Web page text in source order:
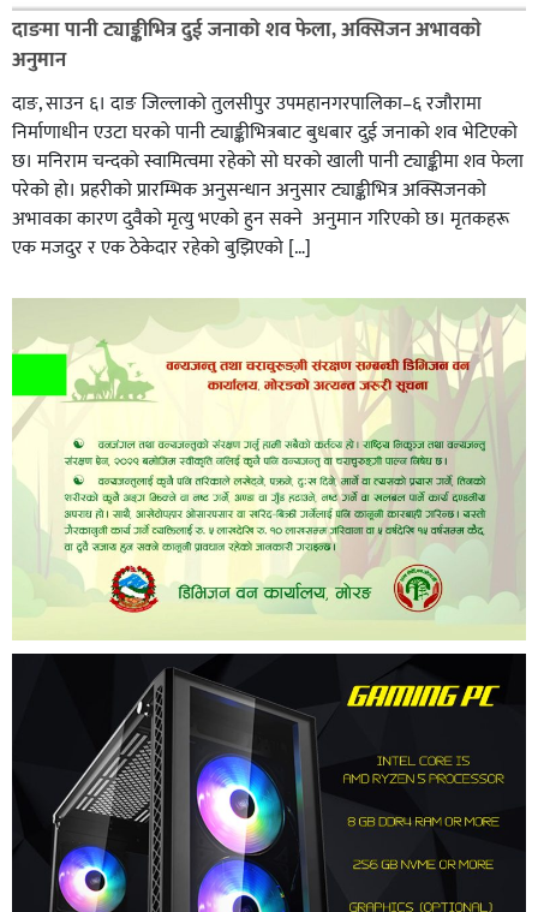
दाङमा पानी ट्याङ्कीभित्र दुई जनाको शव फेला, अक्सिजन अभावकाे
अनुमान
दाङ, साउन ६। दाङ जिल्लाको तुलसीपुर उपमहानगरपालिका–६ रजौरामा
निर्माणाधीन एउटा घरको पानी ट्याङ्कीभित्रबाट बुधबार दुई जनाको शव भेटिएको
छ। मनिराम चन्दको स्वामित्वमा रहेको सो घरको खाली पानी ट्याङ्कीमा शव फेला
परेको हो। प्रहरीकाे प्रारम्भिक अनुसन्धान अनुसार ट्याङ्कीभित्र अक्सिजनको
अभावका कारण दुवैको मृत्यु भएको हुन सक्ने अनुमान गरिएको छ। मृतकहरू
एक मजदुर र एक ठेकेदार रहेको बुझिएको […]